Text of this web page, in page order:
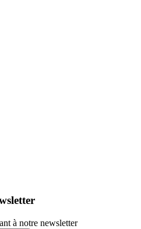
à notre newsletter